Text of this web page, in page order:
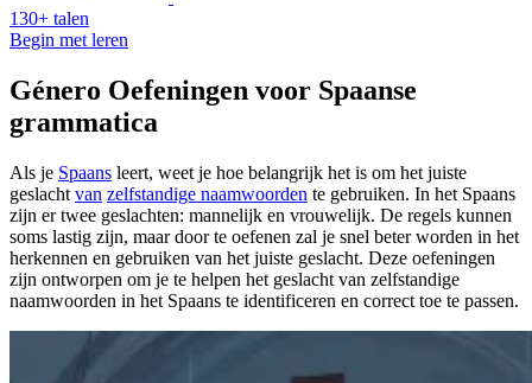
130+ talen
Begin met leren
Género Oefeningen voor Spaanse
grammatica
Als je Spaans leert, weet je hoe belangrijk het is om het juiste
geslacht van zelfstandige naamwoorden te gebruiken. In het Spaans
zijn er twee geslachten: mannelijk en vrouwelijk. De regels kunnen
soms lastig zijn, maar door te oefenen zal je snel beter worden in het
herkennen en gebruiken van het juiste geslacht. Deze oefeningen
zijn ontworpen om je te helpen het geslacht van zelfstandige
naamwoorden in het Spaans te identificeren en correct toe te passen.